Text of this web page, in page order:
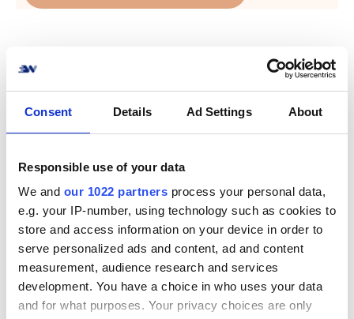
Consent Details Ad Settings About
Responsible use of your data
We and our 1022 partners process your personal data,
e.g. your IP-number, using technology such as cookies to
store and access information on your device in order to
serve personalized ads and content, ad and content
measurement, audience research and services
development. You have a choice in who uses your data
and for what purposes. Your privacy choices are only
Hoe verbind je
CoolRunner met jouw
online winkel? Geen
probleem!
Verbind je online winkel of systeem met
CoolRunner in een handomdraai. We
ondersteunen de meest voorkomende e-